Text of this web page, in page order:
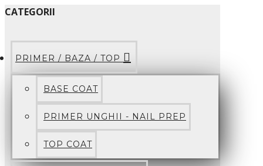
CATEGORII
PRIMER / BAZA / TOP
BASE COAT
PRIMER UNGHII - NAIL PREP
TOP COAT